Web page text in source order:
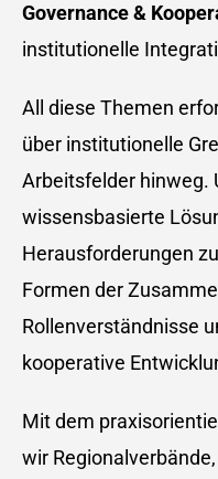
Governance &
institutionelle
All diese Themen
über institutionelle
Arbeitsfelder hinweg.
wissensbasierte
Herausforderungen
Formen der
Rollenverständnisse
kooperative
Mit dem
wir